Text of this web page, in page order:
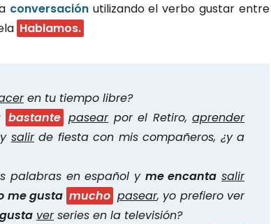
conversaciónutilizando el verbo gustar entre
Hablamos.
en tu tiempo libre?
bastante pasearpor el Retiro,aprender
salirde fiesta con mis compañeros, ¿y a
palabras en español y me encanta salir
me gusta mucho pasear, yo prefiero ver
verseries en la televisión?